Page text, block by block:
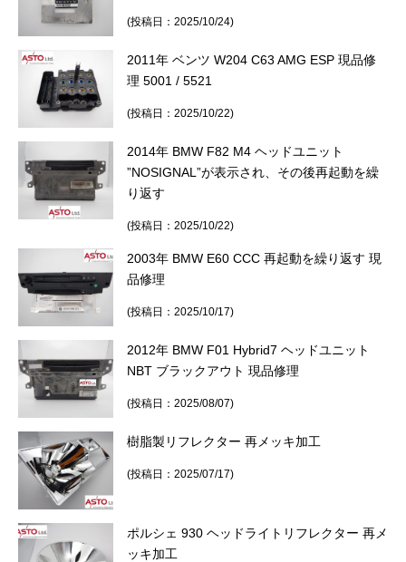
(投稿日：2025/10/24)
2011年 ベンツ W204 C63 AMG ESP 現品修
理 5001 / 5521
(投稿日：2025/10/22)
2014年 BMW F82 M4 ヘッドユニット
”NOSIGNAL”が表示され、その後再起動を繰
り返す
(投稿日：2025/10/22)
2003年 BMW E60 CCC 再起動を繰り返す 現
品修理
(投稿日：2025/10/17)
2012年 BMW F01 Hybrid7 ヘッドユニット
NBT ブラックアウト 現品修理
(投稿日：2025/08/07)
樹脂製リフレクター 再メッキ加工
(投稿日：2025/07/17)
ポルシェ 930 ヘッドライトリフレクター 再メ
ッキ加工